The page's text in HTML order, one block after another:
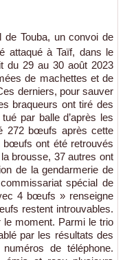
de Touba, un convoi de
attaqué à Taïf, dans le
du 29 au 30 août 2023
de machettes et de
derniers, pour sauver
braqueurs ont tiré des
par balle d’après les
272 bœufs après cette
bœufs ont été retrouvés
brousse, 37 autres ont
de la gendarmerie de
spécial de
4 bœufs » renseigne
restent introuvables.
le moment. Parmi le trio
par les résultats des
de téléphone.